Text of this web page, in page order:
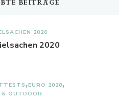
BEITRÄGE
2020
2020
EURO 2020
& OUTDOOR